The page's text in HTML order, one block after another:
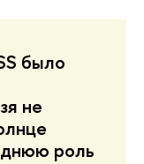
было
не
роль